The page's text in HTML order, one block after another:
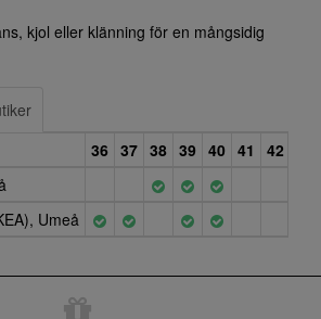
kjol eller klänning för en mångsidig
36 37 38 39 40 41
42
Umeå